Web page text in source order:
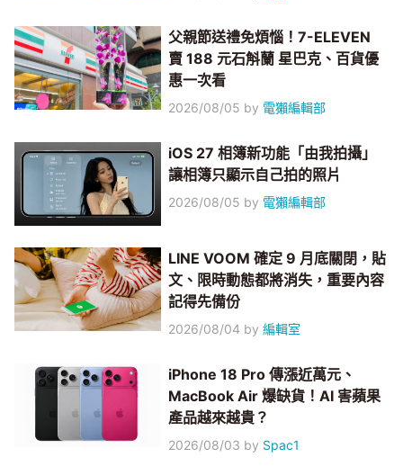
父親節送禮免煩惱！7-ELEVEN
賣 188 元石斛蘭 星巴克、百貨優
惠一次看
2026/08/05 by 電獺編輯部
iOS 27 相簿新功能「由我拍攝」
讓相簿只顯示自己拍的照片
2026/08/05 by 電獺編輯部
LINE VOOM 確定 9 月底關閉，貼
文、限時動態都將消失，重要內容
記得先備份
2026/08/04 by編輯室
iPhone 18 Pro 傳漲近萬元、
MacBook Air 爆缺貨！AI 害蘋果
產品越來越貴？
2026/08/03 by Spac1